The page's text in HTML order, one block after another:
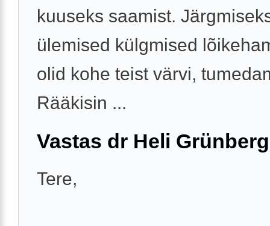
kuuseks saamist.
ülemised külgmised
olid kohe teist värvi,
Rääkisin ...
Vastas dr Heli Grünberg
Tere,